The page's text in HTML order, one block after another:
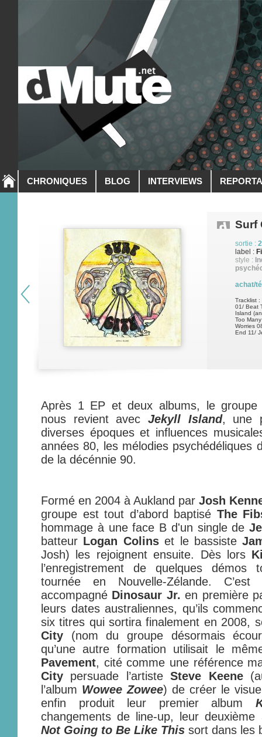
CHRONIQUES BLOG INTERVIEWS
Surf
sortie :
label :
style :
achat/
Tracklist :
01/ Beat
Island
Too
Worries
End 11/
Après 1 EP et deux albums, le groupe
nous revient avec Jekyll Island, une
diverses époques et influences
années 80, les mélodies psychédéliques
de la décénnie 90.
Formé en 2004 à Aukland par Josh
groupe est tout d’abord baptisé The
hommage à une face B d'un single de
batteur Logan Colinset le bassiste
Josh) les rejoignent ensuite. Dès lors
l’enregistrement de quelques
tournée en Nouvelle-Zélande.
accompagné Dinosaur Jr.en première
leurs dates australiennes, qu’ils
six titres qui sortira finalement en 2008,
City (nom du groupe désormais
qu’une autre formation utilisait le
Pavement, cité comme une référence
City persuade l’artisteSteve Keene
l’album Wowee Zowee) de créer le
enfin produit leur premier album
changements de line-up, leur
Not Going to Be Like This sort dans les